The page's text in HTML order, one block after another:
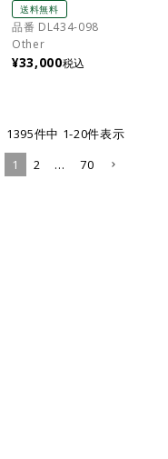
送料無料
品番 DL434-098
Other
¥33,000税込
1395件中 1-20件表示
1
2 … 70